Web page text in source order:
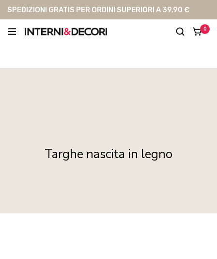
SPEDIZIONI GRATIS PER ORDINI SUPERIORI A 39,90 €
0
Targhe nascita in legno